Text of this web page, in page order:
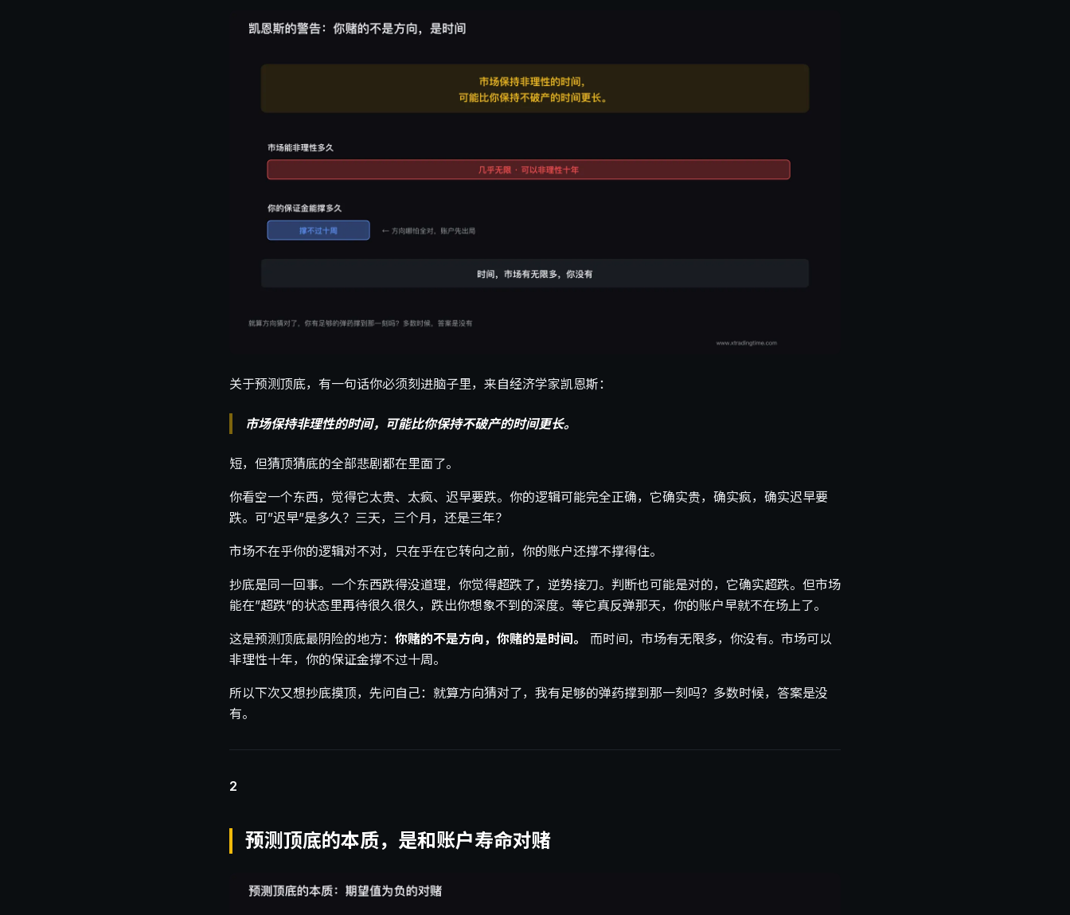
关于预测顶底，有一句话你必须刻进脑子里，来自经济学家凯恩斯：
市场保持非理性的时间，可能比你保持不破产的时间更长。
短，但猜顶猜底的全部悲剧都在里面了。
你看空一个东西，觉得它太贵、太疯、迟早要跌。你的逻辑可能完全正确，它确实贵，确实疯，确实迟早要
跌。可”迟早”是多久？三天，三个月，还是三年？
市场不在乎你的逻辑对不对，只在乎在它转向之前，你的账户还撑不撑得住。
抄底是同一回事。一个东西跌得没道理，你觉得超跌了，逆势接刀。判断也可能是对的，它确实超跌。但市场
能在”超跌”的状态里再待很久很久，跌出你想象不到的深度。等它真反弹那天，你的账户早就不在场上了。
这是预测顶底最阴险的地方： 你赌的不是方向，你赌的是时间。
而时间，市场有无限多，你没有。市场可以
非理性十年，你的保证金撑不过十周。
所以下次又想抄底摸顶，先问自己：就算方向猜对了，我有足够的弹药撑到那一刻吗？多数时候，答案是没
有。
2
预测顶底的本质，是和账户寿命对赌